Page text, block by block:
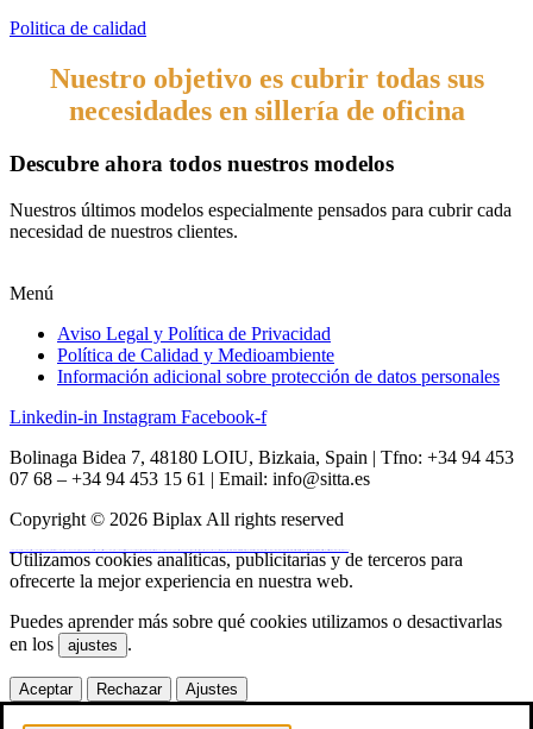
Politica de calidad
Nuestro objetivo es cubrir todas sus
necesidadesen sillería de oficina
Descubre ahora todos nuestros modelos
Nuestros últimos modelos especialmente pensados para cubrir cada
necesidad de nuestros clientes.
Menú
Aviso Legal y Política de Privacidad
Política de Calidad y Medioambiente
Información adicional sobre protección de datos personales
Linkedin-in Instagram Facebook-f
Bolinaga Bidea 7, 48180 LOIU, Bizkaia, Spain | Tfno: +34 94 453
07 68 – +34 94 453 15 61 | Email: info@sitta.es
Copyright © 2026 Biplax All rights reserved
Utilizamos cookies analíticas, publicitarias y de terceros para
ofrecerte la mejor experiencia en nuestra web.
Puedes aprender más sobre qué cookies utilizamos o desactivarlas
en los
ajustes .
Aceptar Rechazar Ajustes